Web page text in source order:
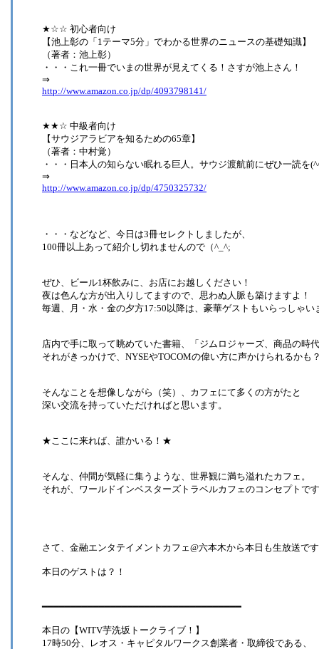
★☆☆ 初心者向け
【池上彰の「1テーマ5分」でわかる世界のニュースの基礎知識】
（著者：池上彰）
・・・これ一冊でいまの世界が見えてくる！さすが池上さん！
⇒
http://www.amazon.co.jp/dp/4093798141/
★★☆ 中級者向け
【サウジアラビアを知るための65章】
（著者：中村覚）
・・・日本人の知らない眠れる巨人。サウジ渡航前にぜひ一読を
⇒
http://www.amazon.co.jp/dp/4750325732/
・・・などなど、今日は3冊セレクトしましたが、
100冊以上あって紹介し切れませんので（^_^;
ぜひ、ビール1杯飲みに、お店にお越しください！
夜は色んな方が出入りしてますので、思わぬ人脈も築けますよ！
毎週、月・水・金の夕方17:50以降は、豪華ゲストもいらっしゃい
店内で手に取って眺めていた書籍、「ジムロジャーズ、商品の時
それがきっかけで、NYSEやTOCOMの偉い方に声かけられるかも
そんなことを想像しながら（笑）、カフェにて多くの方がたと
深い交流を持っていただければと思います。
★ここに来れば、誰かいる！★
そんな、仲間が気軽に集うような、世界観に満ち溢れたカフェ。
それが、ワールドインベスターズトラベルカフェのコンセプトで
さて、金融エンタテイメントカフェ@六本木から本日も生放送で
本日のゲストは？！
━━━━━━━━━━━━━━━━━━━━━━━━━━━━━━━━━━━
本日の【WITV芋洗坂トークライブ！】
17時50分、レオス・キャピタルワークス創業者・取締役である、